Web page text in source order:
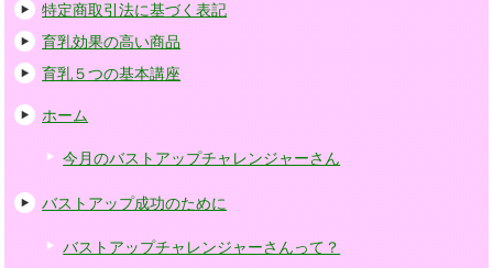
特定商取引法に基づく表記
育乳効果の高い商品
育乳５つの基本講座
ホーム
今月のバストアップチャレンジャーさん
バストアップ成功のために
バストアップチャレンジャーさんって？